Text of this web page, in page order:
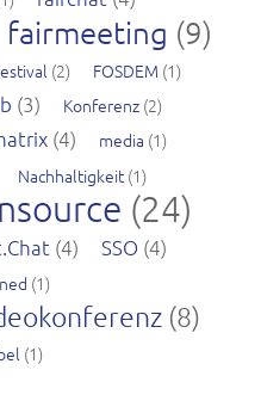
fairmeeting (9)
(2) FOSDEM (1)
(3) Konferenz (2)
(4) media (1)
Nachhaltigkeit (1)
(24)
(4) SSO (4)
(1)
(8)
(1)